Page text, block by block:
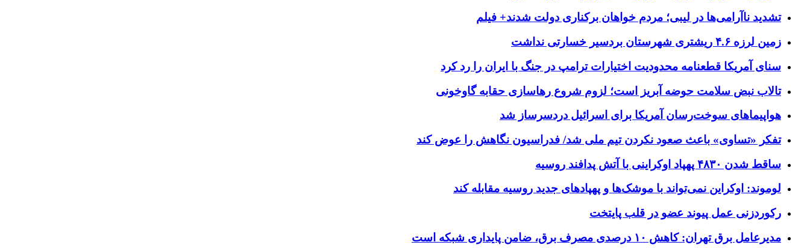
تشدید ناآرامی‌ها در لیبی؛ مردم خواهان برکناری دولت شدند+ فیلم
زمین لرزه ۴.۶ ریشتری شهرستان بردسیر خسارتی نداشت
سنای آمریکا قطعنامه محدودیت اختیارات ترامپ در جنگ با ایران را رد کرد
تالاب نبض سلامت حوضه آبریز است؛ لزوم شروع رهاسازی حقابه گاوخونی
هواپیماهای سوخت‌رسان آمریکا برای اسرائیل دردسرساز شد
تفکر «تساوی» باعث صعود نکردن تیم ملی شد/ فدراسیون نگاهش را عوض کند
ساقط شدن ۴۸۳۰ پهپاد اوکراینی با آتش پدافند روسیه
لوموند: اوکراین نمی‌تواند با موشک‌ها و پهپادهای جدید روسیه مقابله کند
رکوردزنی عمل پیوند عضو در قلب پایتخت
مدیرعامل برق تهران: کاهش ۱۰ درصدی مصرف برق، ضامن پایداری شبکه است